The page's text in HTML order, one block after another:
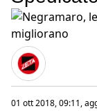
01 ott 2018, 09:11,